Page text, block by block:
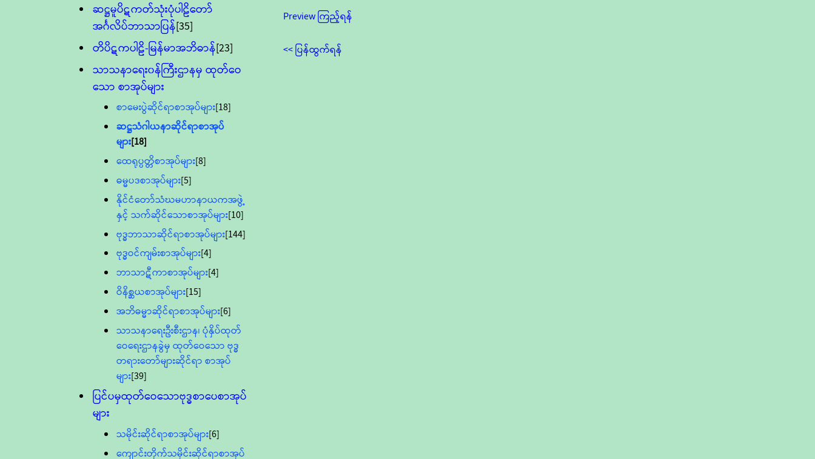
ဆဋ္ဌမူပိဋကတ်သုံးပုံပါဠိတော်
အင်္ဂလိပ်ဘာသာပြန်[35]
တိပိဋကပါဠိ-မြန်မာအဘိဓာန်[23]
သာသနာရေး၀န်ကြီးဌာနမှ ထုတ်ဝေ
သော စာအုပ်များ
စာမေးပွဲဆိုင်ရာစာအုပ်များ[18]
ဆဋ္ဌသံဂါယနာဆိုင်ရာစာအုပ်
များ[18]
ထေရုပ္ပတ္တိစာအုပ်များ[8]
ဓမ္မပဒစာအုပ်များ[5]
နိုင်ငံတော်သံဃမဟာနာယကအဖွဲ့
နှင့် သက်ဆိုင်သောစာအုပ်များ[10]
ဗုဒ္ဓဘာသာဆိုင်ရာစာအုပ်များ[144]
ဗုဒ္ဓဝင်ကျမ်းစာအုပ်များ[4]
ဘာသာဋီကာစာအုပ်များ[4]
ဝိနိစ္ဆယစာအုပ်များ[15]
အဘိဓမ္မာဆိုင်ရာစာအုပ်များ[6]
သာသနာရေးဦးစီးဌာန၊ ပုံနှိပ်ထုတ်
ဝေရေးဌာနခွဲမှ ထုတ်ဝေသော ဗုဒ္ဓ
တရားတော်များဆိုင်ရာ စာအုပ်
များ[39]
ပြင်ပမှထုတ်ဝေသောဗုဒ္ဓစာပေစာအုပ်
များ
သမိုင်းဆိုင်ရာစာအုပ်များ[6]
ကျောင်းတိုက်သမိုင်းဆိုင်ရာစာအုပ်
Preview ကြည့်ရန်
<< ပြန်ထွက်ရန်